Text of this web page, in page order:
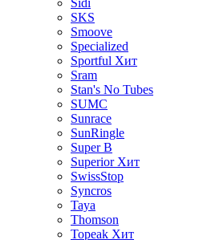
Sidi
SKS
Smoove
Specialized
Sportful Хит
Sram
Stan's No Tubes
SUMC
Sunrace
SunRingle
Super B
Superior Хит
SwissStop
Syncros
Taya
Thomson
Topeak Хит